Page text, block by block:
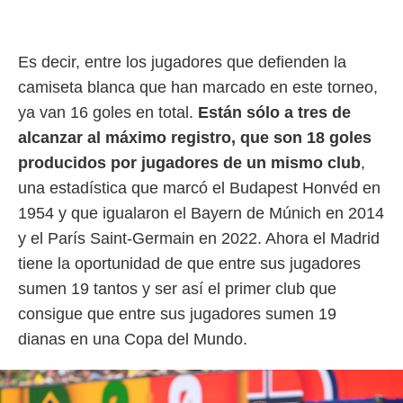
crear un
uso de
contenido
medir el
de la
el
de
de
de
de
con el
Es decir, entre los jugadores que defienden la
camiseta blanca que han marcado en este torneo,
ya van 16 goles en total. Están sólo a tres de
alcanzar al máximo registro, que son 18 goles
producidos por jugadores de un mismo club,
una estadística que marcó el Budapest Honvéd en
1954 y que igualaron el Bayern de Múnich en 2014
y el París Saint-Germain en 2022. Ahora el Madrid
tiene la oportunidad de que entre sus jugadores
sumen 19 tantos y ser así el primer club que
consigue que entre sus jugadores sumen 19
dianas en una Copa del Mundo.